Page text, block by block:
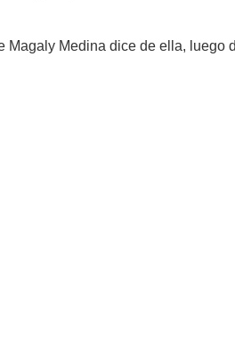
Medina dice de ella, luego